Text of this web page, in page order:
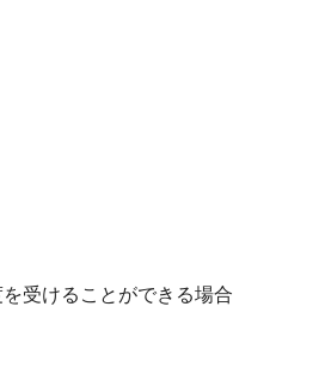
受けることができる場合